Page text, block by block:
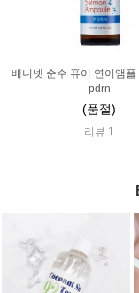
베니넷 순수 퓨어 연어앰플
pdrn
(품절)
리뷰 1